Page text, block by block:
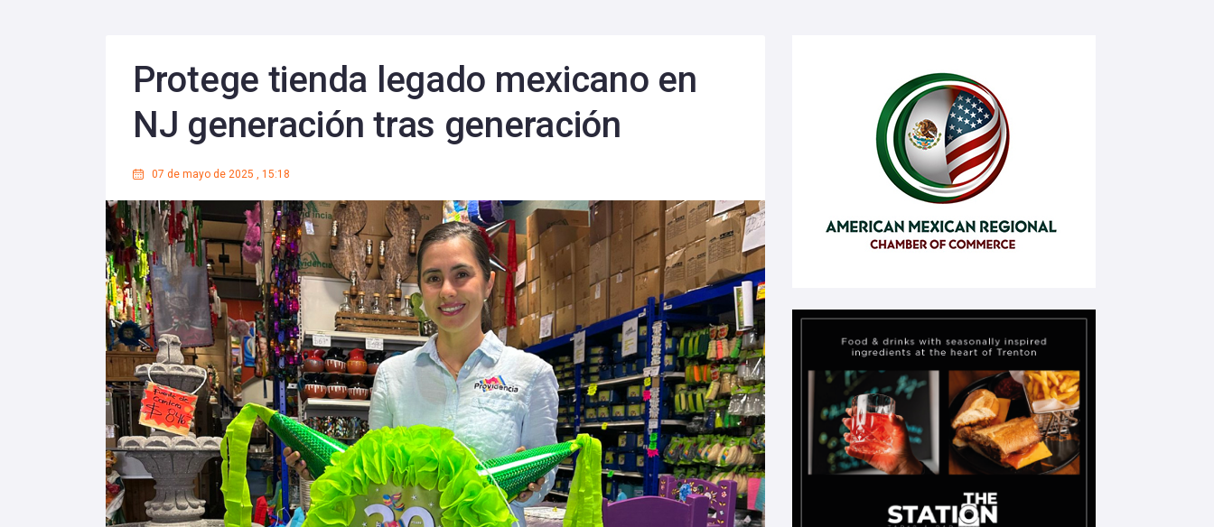
Protege tienda legado mexicano en
NJ generación tras generación
07 de mayo de 2025 , 15:18